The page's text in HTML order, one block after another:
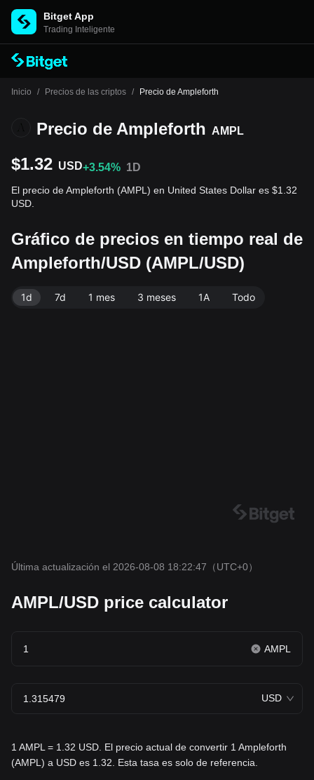
Bitget App
Trading Inteligente
Inicio / Precios de las criptos / Precio de Ampleforth
Precio de Ampleforth AMPL
$1.32 USD+3.54% 1D
El precio de Ampleforth (AMPL) en United States Dollar es $1.32
USD.
Gráfico de precios en tiempo real de
Ampleforth/USD (AMPL/USD)
1d 7d 1 mes 3 meses 1A Todo
Última actualización el 2026-08-08 18:22:47 （UTC+0）
AMPL/USD price calculator
AMPL
USD
1 AMPL = 1.32 USD. El precio actual de convertir 1 Ampleforth
(AMPL) a USD es 1.32. Esta tasa es solo de referencia.